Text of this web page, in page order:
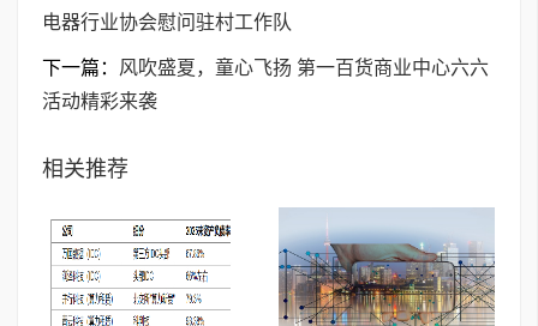
电器行业协会慰问驻村工作队
下一篇： 风吹盛夏，童心飞扬 第一百货商业中心六六
活动精彩来袭
相关推荐